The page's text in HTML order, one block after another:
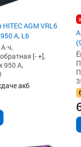
AGM VRL6
А, L6
[- +],
950 А,
акб